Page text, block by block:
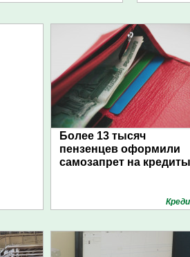
Более 13 тысяч
пензенцев оформили
самозапрет на кредиты